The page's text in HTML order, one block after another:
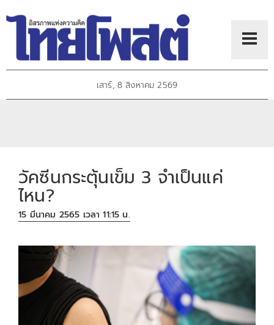
เสาร์, 8 สิงหาคม 2569
วัคซีนกระตุ้นเข็ม 3 จำเป็นแค่
ไหน?
15 มีนาคม 2565 เวลา 11:15 น.